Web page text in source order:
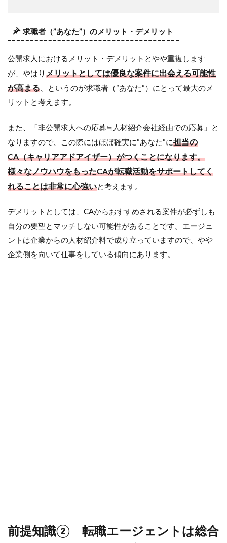
合型
ジェ
ント
おす
すめ
型・
専門
ージ
ェン
ト
す
す
の
ス
求職者（”あなた”）のメリット・デメリット
公開求人におけるメリット・デメリットとやや重複します
が、やはり メリットとしては優良な案件に出会える可能性
が高まる 、というのが求職者（”あなた”）にとって最大のメ
リットと考えます。
また、「非公開求人への応募≒人材紹介会社経由での応募」と
なりますので、この際にはほぼ確実に”あなた”に担当の
CA（キャリアアドアイザー）がつくことになります。
様々なノウハウをもったCAが転職活動をサポートしてく
れることは非常に心強いと考えます。
デメリットとしては、CAからおすすめされる案件が必ずしも
自分の要望とマッチしない可能性があることです。エージェ
ントは企業からの人材紹介料で成り立っていますので、やや
企業側を向いて仕事をしている傾向にあります。
前提知識② 転職エージェントは総合